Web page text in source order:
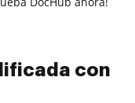
con